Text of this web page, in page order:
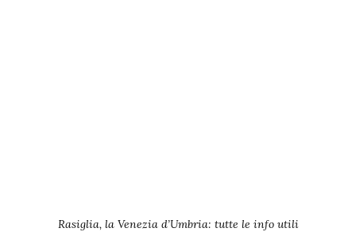
Rasiglia, la Venezia d’Umbria: tutte le info utili